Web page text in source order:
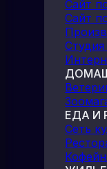
Сайт
Сайт
ЕДА И
Сеть